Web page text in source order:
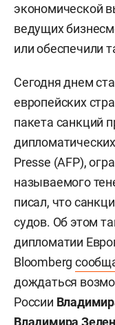
экономической
ведущих
или обеспечили
Сегодня днем
европейских
пакета санкций
Presse (AFP),
называемого
писал, что
судов. Об этом
дипломатии
Bloomberg
дождаться
России
Владимира